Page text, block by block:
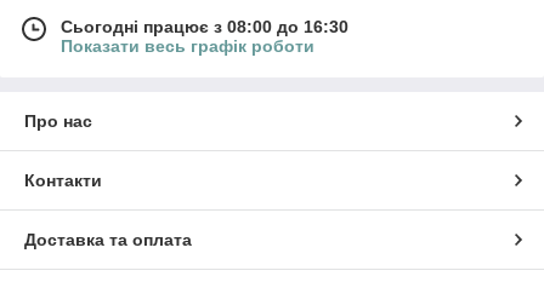
Сьогодні працює з 08:00 до 16:30
Показати весь графік роботи
Про нас
Контакти
Доставка та оплата